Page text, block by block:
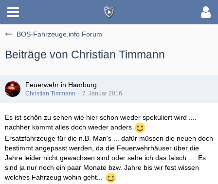
BOS-Fahrzeuge.info Forum
Beiträge von Christian Timmann
Feuerwehr in Hamburg
Christian Timmann 7. Januar 2016
Es ist schön zu sehen wie hier schon wieder spekuliert wird ....
nachher kommt alles doch wieder anders
Ersatzfahrzeuge für die n.B. Man's ... dafür müssen die neuen doch
bestimmt angepasst werden, da die Feuerwehrhäuser über die
Jahre leider nicht gewachsen sind oder sehe ich das falsch .... Es
sind ja nur noch ein paar Monate bzw. Jahre bis wir fest wissen
welches Fahrzeug wohin geht...